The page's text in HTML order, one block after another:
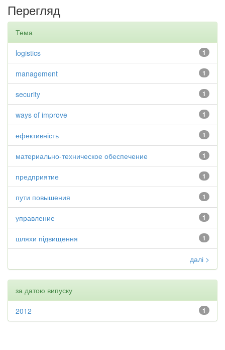
Перегляд
Тема
1
logistics
1
management
1
security
1
ways of improve
1
ефективність
1
материально-техническое обеспечение
1
предприятие
1
пути повышения
1
управление
1
шляхи підвищення
далі >
за датою випуску
1
2012